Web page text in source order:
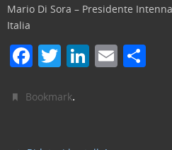
Mario Di Sora – Presidente
Italia
F
c
T
itt
Li E
Bookmark.